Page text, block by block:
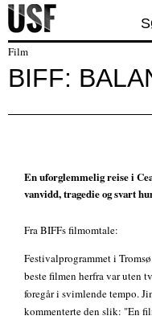
Film
BIFF:
En uforglemmelig reise i
vanvidd, tragedie og svart
Fra BIFFs filmomtale:
Festivalprogrammet i
beste filmen herfra var uten
foregår i svimlende tempo.
kommenterte den slik: "En